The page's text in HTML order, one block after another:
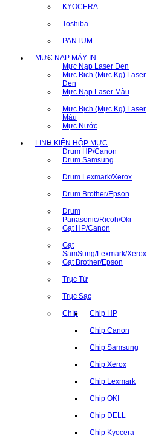
KYOCERA
Toshiba
PANTUM
MỰC NẠP MÁY IN
Mực Nạp Laser Đen
Mưc Bịch (Mực Kg) Laser
Đen
Mực Nạp Laser Màu
Mưc Bịch (Mực Kg) Laser
Màu
Mực Nước
LINH KIỆN HỘP MỰC
Drum HP/Canon
Drum Samsung
Drum Lexmark/Xerox
Drum Brother/Epson
Drum
Panasonic/Ricoh/Oki
Gạt HP/Canon
Gạt
SamSung/Lexmark/Xerox
Gạt Brother/Epson
Trục Từ
Trục Sạc
Chíp Chip HP
Chip Canon
Chip Samsung
Chip Xerox
Chip Lexmark
Chip OKI
Chip DELL
Chip Kyocera